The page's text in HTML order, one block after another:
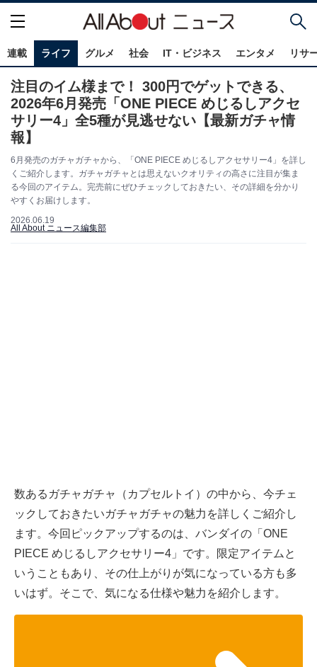
連載 ライフ グルメ 社会 IT・ビジネス エンタメ リサ
注目のイム様まで！ 300円でゲットできる、
2026年6月発売「ONE PIECE めじるしアクセ
サリー4」全5種が見逃せない【最新ガチャ情
報】
6月発売のガチャガチャから、「ONE PIECE めじるしアクセサリー4」を詳し
くご紹介します。ガチャガチャとは思えないクオリティの高さに注目が集ま
る今回のアイテム。完売前にぜひチェックしておきたい、その詳細を分かり
やすくお届けします。
2026.06.19
All About ニュース編集部
数あるガチャガチャ（カプセルトイ）の中から、今チェ
ックしておきたいガチャガチャの魅力を詳しくご紹介し
ます。今回ピックアップするのは、バンダイの「ONE
PIECE めじるしアクセサリー4」です。限定アイテムと
いうこともあり、その仕上がりが気になっている方も多
いはず。そこで、気になる仕様や魅力を紹介します。